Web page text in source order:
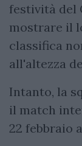
festività del
mostrare il
classifica
all'altezza
Intanto, la
il match
22 febbraio